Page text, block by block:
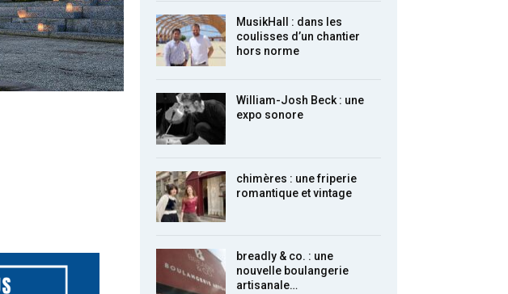
MusikHall : dans les
coulisses d’un chantier
hors norme
William-Josh Beck : une
expo sonore
chimères : une friperie
romantique et vintage
breadly & co. : une
nouvelle boulangerie
artisanale…